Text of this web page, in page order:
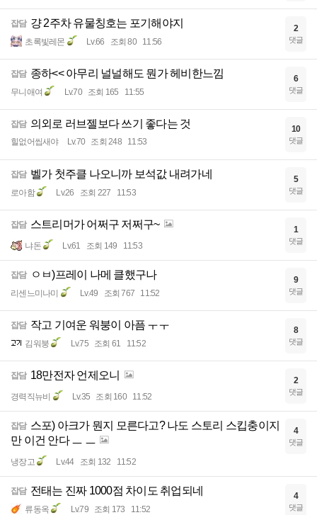
잡담 걍 2주차 유물칭호는 포기해야지
초록빛레몬 Lv.66 조회 80 11:56
2
댓글
잡담 종하<< 아무리 널널해도 뭔가 헤비한느낌
무니애여 Lv.70 조회 165 11:55
6
댓글
잡담 의외로 러브젤보다 쓰기 좋다는 것
힐없어씹새야 Lv.70 조회 248 11:53
10
댓글
잡담 벨가 첫주클 나오니까 보석값 내려가네
로아함 Lv.26 조회 227 11:53
5
댓글
잡담 스트리머가 어쩌구 저쩌구~
냐돈 Lv.61 조회 149 11:53
1
댓글
잡담 ㅇㅂ)프레이 나메 클했구나
리센느미나미 Lv.49 조회 767 11:52
9
댓글
잡담 작고 기여운 워붕이 아픔 ㅜㅜ
김워붕 Lv.75 조회 61 11:52
8
댓글
잡담 18만전자 언제오니
경력직뉴비 Lv.35 조회 160 11:52
2
댓글
잡담 스포) 아크가 뭔지 모른다고? 나도 스토리 스킵충이지
만 이건 안다 ㅡ ㅡ
냉장고 Lv.44 조회 132 11:52
4
댓글
잡담 전태는 진짜 1000점 차이도 취업되네
류동옥 Lv.79 조회 173 11:52
4
댓글